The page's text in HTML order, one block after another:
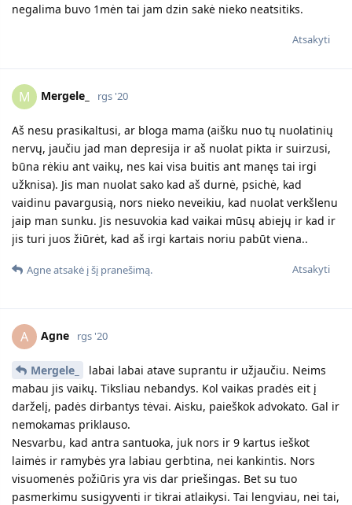
negalima buvo 1mėn tai jam dzin sakė nieko neatsitiks.
Atsakyti
M Mergele_ rgs '20
Aš nesu prasikaltusi, ar bloga mama (aišku nuo tų nuolatinių
nervų, jaučiu jad man depresija ir aš nuolat pikta ir suirzusi,
būna rėkiu ant vaikų, nes kai visa buitis ant manęs tai irgi
užknisa). Jis man nuolat sako kad aš durnė, psichė, kad
vaidinu pavargusią, nors nieko neveikiu, kad nuolat verkšlenu
jaip man sunku. Jis nesuvokia kad vaikai mūsų abiejų ir kad ir
jis turi juos žiūrėt, kad aš irgi kartais noriu pabūt viena..
Atsakyti
Agneatsakė į šį pranešimą.
A Agne rgs '20
Mergele_
labai labai atave suprantu ir užjaučiu. Neims
mabau jis vaikų. Tiksliau nebandys. Kol vaikas pradės eit į
darželį, padės dirbantys tėvai. Aisku, paieškok advokato. Gal ir
nemokamas priklauso.
Nesvarbu, kad antra santuoka, juk nors ir 9 kartus ieškot
laimės ir ramybės yra labiau gerbtina, nei kankintis. Nors
visuomenės požiūris yra vis dar priešingas. Bet su tuo
pasmerkimu susigyventi ir tikrai atlaikysi. Tai lengviau, nei tai,